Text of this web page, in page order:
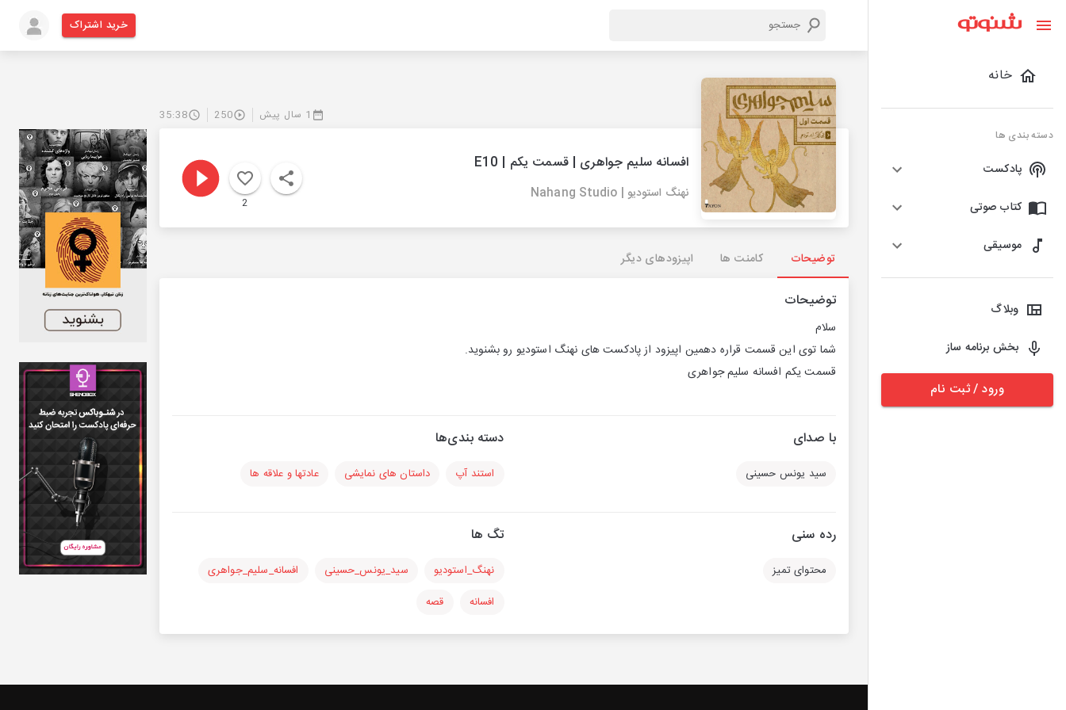
خانه
دسته بندی ها
پادکست
کتاب صوتی
موسیقی
وبلاگ
بخش برنامه ساز
ورود / ثبت نام
خرید اشتراک
1 سال پیش 250
35:38
افسانه سلیم جواهری | قسمت یکم | E10
نهنگ استودیو | Nahang Studio
2
توضیحات کامنت ها اپیزودهای دیگر
توضیحات
سلام
شما توی این قسمت قراره دهمین اپیزود از پادکست های نهنگ استودیو رو بشنوید.
قسمت یکم افسانه سلیم جواهری
با صدای
سید یونس حسینی
دسته بندی‌ها
استند آپ داستان های نمایشی عادتها و علاقه ها
رده سنی
محتوای تمیز
تگ ها
نهنگ_استودیو سید_یونس_حسینی
افسانه_سلیم_جواهری
افسانه
قصه